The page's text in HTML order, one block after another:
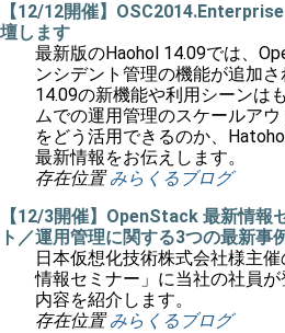
【12/12開催】
壇します
最新版のHaohol 14.09では、
ンシデント管理の機能が追加
14.09の新機能や利用シーンは
ムでの運用管理のスケールア
をどう活用できるのか、
最新情報をお伝えします。
存在位置 みらくるブログ
【12/3開催】OpenStack 最新情報
ト／運用管理に関する3つの最新事
日本仮想化技術株式会社様主
情報セミナー」に当社の社員
内容を紹介します。
存在位置 みらくるブログ